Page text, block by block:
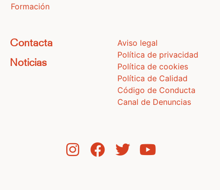
Formación
Contacta
Noticias
Aviso legal
Política de privacidad
Política de cookies
Política de Calidad
Código de Conducta
Canal de Denuncias